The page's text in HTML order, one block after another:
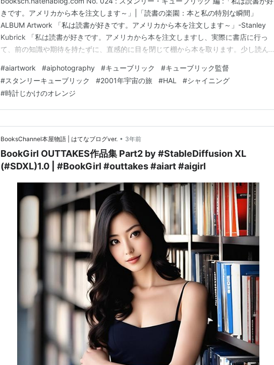
きです。アメリカから本を注文します～」|「読書の楽園：本と私の特別な瞬間」
ALBUM Artwork 「私は読書が好きです。アメリカから本を注文します～」-Stanley
Kubrick 「私は読書が好きです。アメリカから本を注文しますし、実際に書店に行っ
て、前の知識や期待を持たずに、直感的に目を閉じて棚から本を取ります。少し読ん
ことが好きなんです。」-Stanley Kubrick "I read. I…
#aiartwork #aiphotography #キューブリック #キューブリック監督
#スタンリーキューブリック #2001年宇宙の旅 #HAL #シャイニング
#時計じかけのオレンジ
BooksChannel本屋物語 | はてなブログver. • 3年前
BookGirl OUTTAKES作品集 Part2 by #StableDiffusion XL
(#SDXL)1.0 | #BookGirl #outtakes #aiart #aigirl